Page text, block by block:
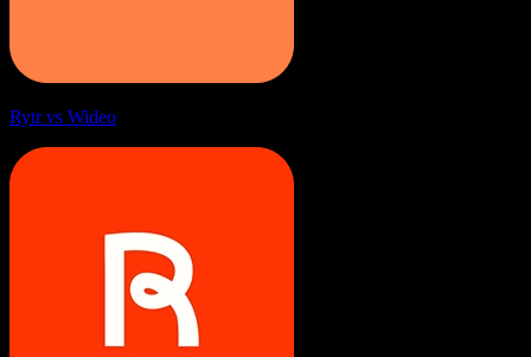
Rytr vs Wideo